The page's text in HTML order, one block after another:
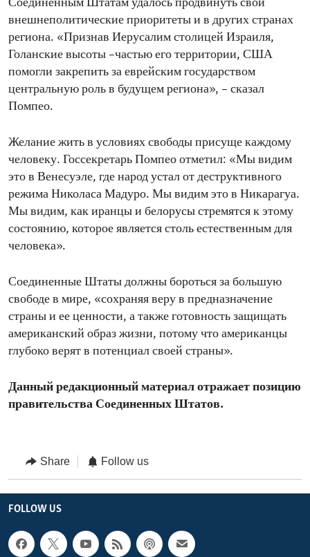
Соединенным Штатам удалось продвинуть свои
внешнеполитические приоритеты и в других странах
региона. «Признав Иерусалим столицей Израиля,
Голанские высоты –частью его территории, США
помогли закрепить за еврейским государством
центральную роль в будущем региона», – сказал
Помпео.
Желание жить в условиях свободы присуще каждому
человеку. Госсекретарь Помпео отметил: «Мы видим
это в Венесуэле, где народ устал от деструктивного
режима Николаса Мадуро. Мы видим это в Никарагуа.
Мы видим, как иранцы и белорусы стремятся к этому
состоянию, которое является столь естественным для
человека».
Соединенные Штаты должны бороться за большую
свободе в мире, «сохраняя веру в предназначение
страны и ее ценности, а также готовность защищать
американский образ жизни, потому что американцы
глубоко верят в потенциал своей страны».
Данный редакционный материал отражает позицию
правительства Соединенных Штатов.
Share Follow us
FOLLOW US